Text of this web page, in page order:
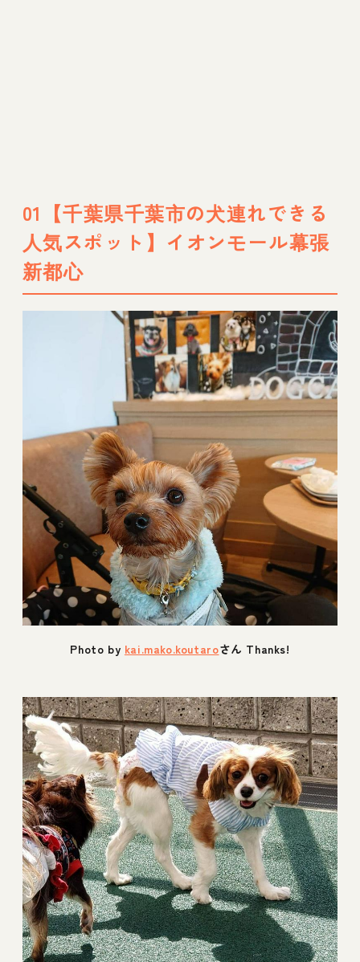
01【千葉県千葉市の犬連れできる
人気スポット】イオンモール幕張
新都心
Photo by kai.mako.koutaroさん Thanks!